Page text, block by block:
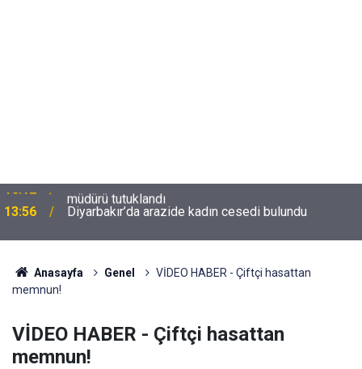
13:56 Diyarbakır’da arazide kadın cesedi bulundu
Anasayfa Genel
VİDEO HABER - Çiftçi hasattan
memnun!
VİDEO HABER - Çiftçi hasattan
memnun!